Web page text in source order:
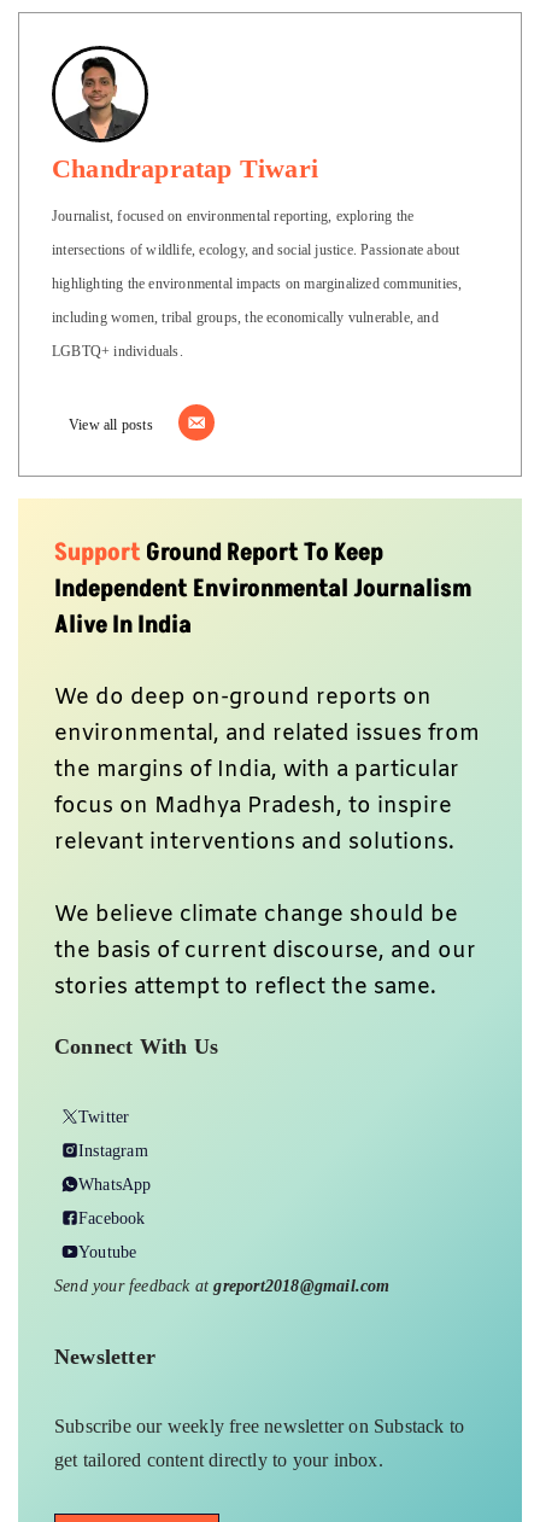
Chandrapratap Tiwari
Journalist, focused on environmental reporting, exploring the
intersections of wildlife, ecology, and social justice. Passionate about
highlighting the environmental impacts on marginalized communities,
including women, tribal groups, the economically vulnerable, and
LGBTQ+ individuals.
View all posts
SupportGround Report To Keep
Independent Environmental Journalism
Alive In India
We do deep on-ground reports on
environmental, and related issues from
the margins of India, with a particular
focus on Madhya Pradesh, to inspire
relevant interventions and solutions.
We believe climate change should be
the basis of current discourse, and our
stories attempt to reflect the same.
Connect With Us
Twitter
Instagram
WhatsApp
Facebook
Youtube
Send your feedback atgreport2018@gmail.com
Newsletter
Subscribe our weekly free newsletter on Substack to
get tailored content directly to your inbox.